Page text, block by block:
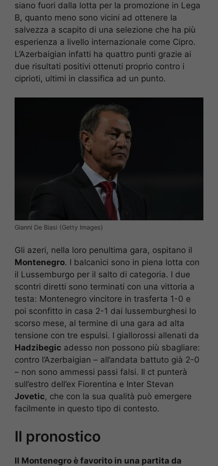
siano fuori dalla lotta per la promozione in Lega
B, quanto meno sono vicini ad ottenere la
salvezza a scapito di una selezione che ha più
esperienza a livello internazionale come Cipro.
L’Azerbaigian infatti ha quattro punti grazie ai
due risultati positivi ottenuti proprio contro i
ciprioti, ultimi in classifica ad un punto.
Gianni De Biasi (Getty Images)
Gli azeri, nella loro penultima gara, ospitano il
Montenegro. I balcanici sono in piena lotta con
il Lussemburgo per il salto di categoria. I due
scontri diretti sono terminati con una vittoria a
testa: Montenegro vincitore in trasferta 1-0 e
poi sconfitto in casa 2-1 dai lussemburghesi lo
scorso mese, al termine di una gara ad alta
tensione con tre espulsi. I giallorossi allenati da
Hadzibegic adesso non possono più sbagliare:
contro l’Azerbaigian – all’andata battuto già 2-0
– non sono ammessi passi falsi. Il ct punterà
sull’estro dell’ex Fiorentina e Inter Stevan
Jovetic, che con la sua qualità può emergere
facilmente in questo tipo di contesto.
Il pronostico
Il Montenegro è favorito in una partita da